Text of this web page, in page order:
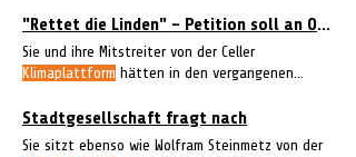
"Rettet die Linden" - Petition soll an OB übergeben werden
Sie und ihre Mitstreiter von der Celler
Klimaplattform hätten in den vergangenen
Future, die Solidarische Initiative Neuenhäusen
und weitere Initiativen der Celler
Klimaplattform
Stadtgesellschaft fragt nach
Sie sitzt ebenso wie Wolfram Steinmetz von der